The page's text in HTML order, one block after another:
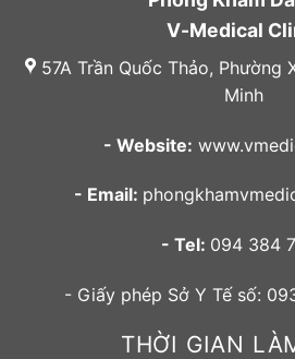
V-Medical
57A Trần Quốc Thảo, Phường
Minh
- Website:
- Email:
- Tel: 094 384
- Giấy phép Sở Y Tế số:
THỜI GIAN